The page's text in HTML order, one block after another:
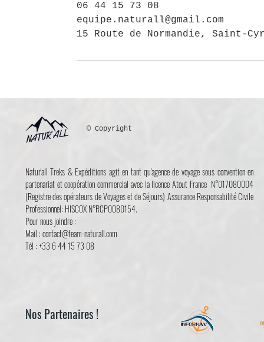
06 44 15 73 08
equipe.naturall@gmail.com
15 Route de Normandie, Saint-
© Copyright
Natur'all Treks & Expéditions agit en tant qu'agence de voyage sous convention en
partenariat et coopération commercial avec la licence Atout France N°017080004
(Registre des opérateurs de Voyages et de Séjours) Assurance Responsabilité Civile
Professionnel: HISCOX N°RCP0080154.
Pour nous joindre :
Mail : contact@team-naturall.com
Tél : +33 6 44 15 73 08
Nos Partenaires !